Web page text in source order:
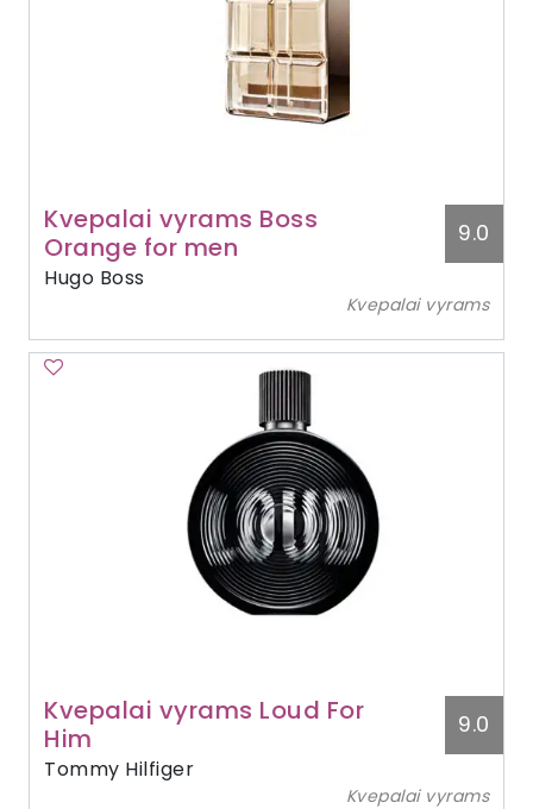
Kvepalai vyrams Boss
Orange for men
Hugo Boss
9.0
Kvepalai vyrams
Kvepalai vyrams Loud For
Him
Tommy Hilfiger
9.0
Kvepalai vyrams